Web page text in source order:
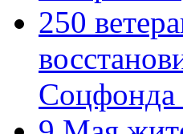
250
Соцфонда